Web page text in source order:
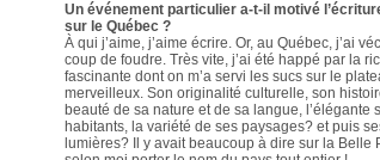
Un événement particulier a-t-il motivé
sur le Québec ?
À qui j’aime, j’aime écrire. Or, au Québec, j’ai
coup de foudre. Très vite, j’ai été happé par la
fascinante dont on m’a servi les sucs sur le
merveilleux. Son originalité culturelle, son
beauté de sa nature et de sa langue, l’élégante
habitants, la variété de ses paysages? et puis
lumières? Il y avait beaucoup à dire sur la Belle